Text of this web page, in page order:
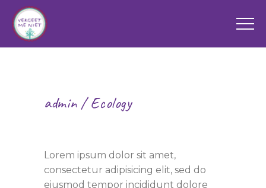
admin Ecology
Lorem ipsum dolor sit amet,
consectetur adipisicing elit, sed do
eiusmod tempor incididunt dolore